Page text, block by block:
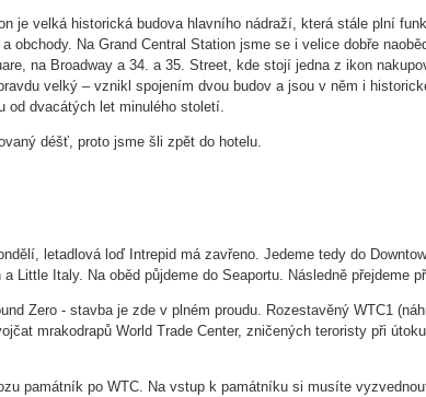
je velká historická budova hlavního nádraží, která stále plní
obchody. Na Grand Central Station jsme se i velice dobře
na Broadway a 34. a 35. Street, kde stojí jedna z ikon
velký – vznikl spojením dvou budov a jsou v něm i
od dvacátých let minulého století.
déšť, proto jsme šli zpět do hotelu.
letadlová loď Intrepid má zavřeno. Jedeme tedy do
Little Italy. Na oběd půjdeme do Seaportu. Následně přejdeme
Zero - stavba je zde v plném proudu. Rozestavěný WTC1
mrakodrapů World Trade Center, zničených teroristy při
památník po WTC. Na vstup k památníku si musíte